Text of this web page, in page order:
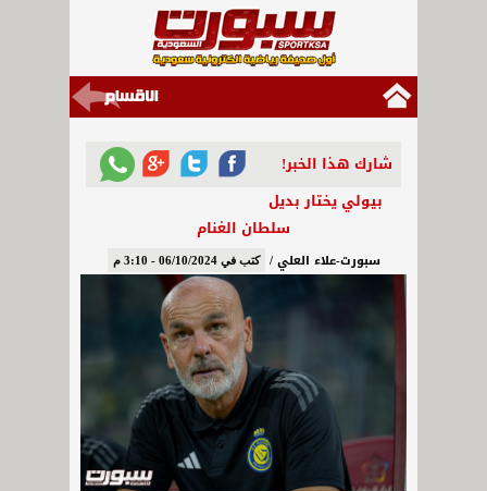
شارك هذا الخبر!
بيولي يختار بديل
سلطان الغنام
سبورت-علاء العلي / كتب في 06/10/2024 - 3:10 م